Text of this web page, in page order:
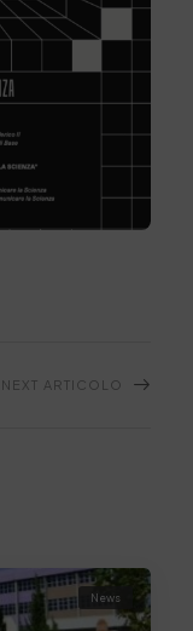
NEXT ARTICOLO
News